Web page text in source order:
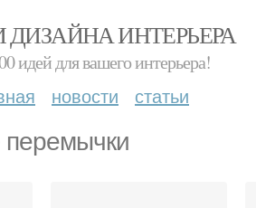
ДИЗАЙНА ИНТЕРЬЕРА
идей для вашего интерьера!
новости статьи
перемычки